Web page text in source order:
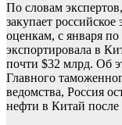
По словам
закупает
оценкам, с января по
экспортировала в
почти $32 млрд. Об
Главного
ведомства, Россия
нефти в Китай